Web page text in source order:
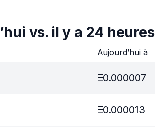
vs. il y a 24 heures
Aujourd’hui à
Ξ0.000007
Ξ0.000013